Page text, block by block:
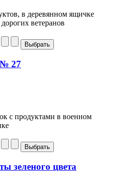
в деревянном ящичке
ветеранов
27
с продуктами в военном
зеленого цвета